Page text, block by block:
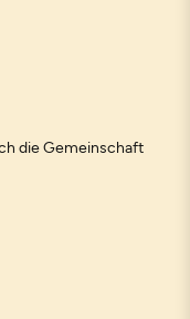
die Gemeinschaft